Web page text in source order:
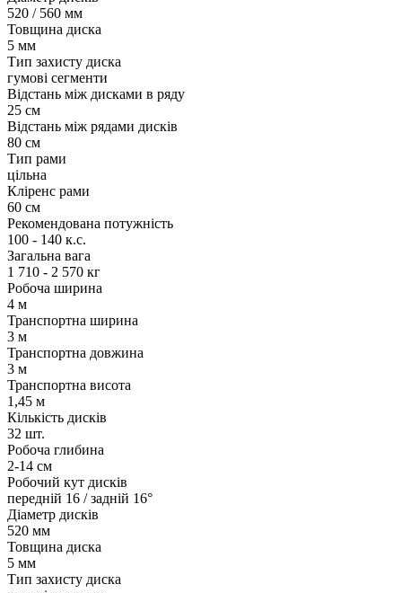
520 / 560 мм
Товщина диска
5 мм
Тип захисту диска
гумові сегменти
Відстань між дисками в ряду
25 см
Відстань між рядами дисків
80 см
Тип рами
цільна
Кліренс рами
60 см
Рекомендована потужність
100 - 140 к.с.
Загальна вага
1 710 - 2 570 кг
Робоча ширина
4 м
Транспортна ширина
3 м
Транспортна довжина
3 м
Транспортна висота
1,45 м
Кількість дисків
32 шт.
Робоча глибина
2-14 см
Робочий кут дисків
передній 16 / задній 16°
Діаметр дисків
520 мм
Товщина диска
5 мм
Тип захисту диска